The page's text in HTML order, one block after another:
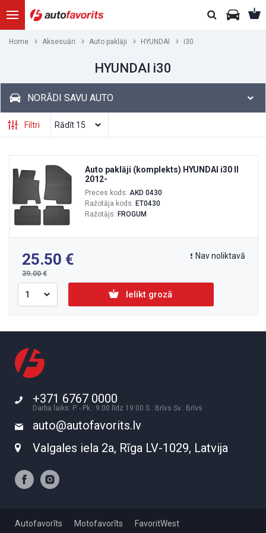
Home Aksesuāri Auto paklāji HYUNDAI i30
HYUNDAI i30
NORĀDI SAVU AUTO
Filtri
Auto paklāji (komplekts) HYUNDAI i30 II
2012-
Preces kods: AKD 0430
Ražotāja kods: ET0430
Ražotājs: FROGUM
25.50
39.00
Nav noliktavā
Ielikt grozā
+371 6767 0000
Darba laiks: P. - Pk.: 9:00 līdz 19:00 S.: Brīvs Sv.: Brīvs
auto@autofavorits.lv
Valgales iela 2a, Rīga LV-1029, Latvija
Autofavorīts Motofavorīts FavoritWest